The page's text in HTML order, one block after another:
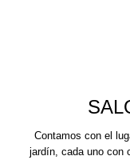
Contamos con el
jardín, cada uno con